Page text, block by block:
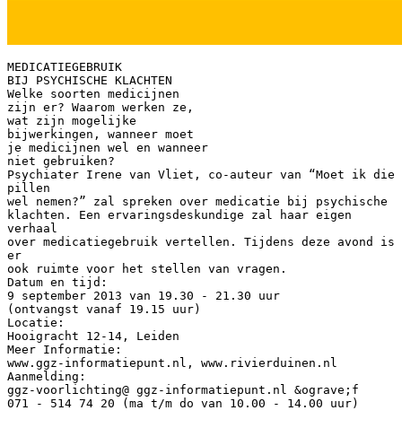
MEDICATIEGEBRUIK
BIJ PSYCHISCHE KLACHTEN
Welke soorten medicijnen
zijn er? Waarom werken ze,
wat zijn mogelijke
bijwerkingen, wanneer moet
je medicijnen wel en wanneer
niet gebruiken?
Psychiater Irene van Vliet, co-auteur van “Moet ik die
pillen
wel nemen?” zal spreken over medicatie bij psychische
klachten. Een ervaringsdeskundige zal haar eigen
verhaal
over medicatiegebruik vertellen. Tijdens deze avond is
er
ook ruimte voor het stellen van vragen.
Datum en tijd:
9 september 2013 van 19.30 - 21.30 uur
(ontvangst vanaf 19.15 uur)
Locatie:
Hooigracht 12-14, Leiden
Meer Informatie:
www.ggz-informatiepunt.nl, www.rivierduinen.nl
Aanmelding:
ggz-voorlichting@ ggz-informatiepunt.nl &ograve;f